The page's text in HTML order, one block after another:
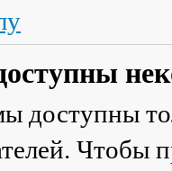
доступны
Чтобы